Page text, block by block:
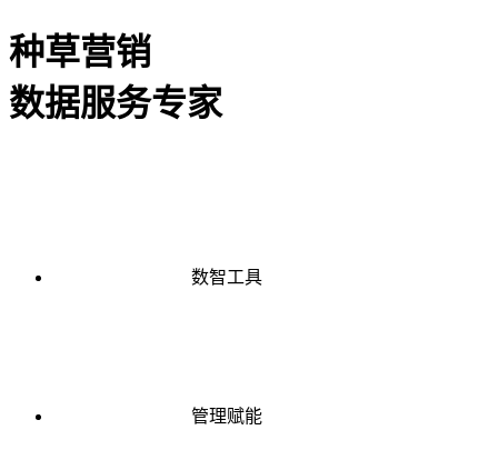
种草营销
数据服务专家
数智工具
管理赋能